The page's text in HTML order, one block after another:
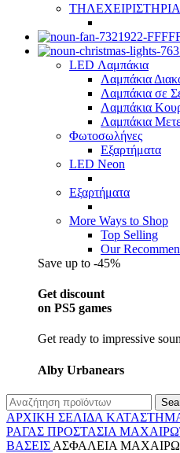
LED Λαμπάκια
Λαμπάκια
Λαμπάκια σε
Λαμπάκια
Λαμπάκια
Φωτοσωλήνες
Εξαρτήματα
LED Neon
Εξαρτήματα
More Ways to Shop
Top Selling
Our
Save up to -45%
Get discount
on PS5 games
Get ready to impressive
Alby Urbanears
ΑΡΧΙΚΉ ΣΕΛΊΔΑ
ΡΆΓΑΣ ΠΡΟΣΤΑΣΊΑ
ΒΆΣΕΙΣ ΑΣΦΑΛΕΙΑ